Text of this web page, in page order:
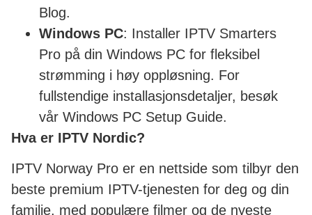
Blog.
Windows PC: Installer IPTV Smarters
Pro på din Windows PC for fleksibel
strømming i høy oppløsning. For
fullstendige installasjonsdetaljer, besøk
vår Windows PC Setup Guide.
Hva er IPTV Nordic?
IPTV Norway Pro er en nettside som tilbyr den
beste premium IPTV-tjenesten for deg og din
familie, med populære filmer og de nyeste